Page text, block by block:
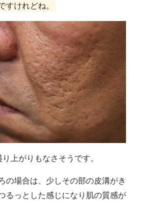
すけれどね。
上がりもなさそうです。
の場合は、少しその部の皮溝がき
るっとした感じになり肌の質感が